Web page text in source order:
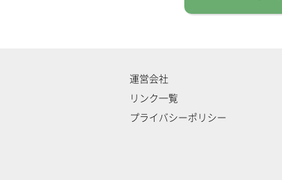
運営会社
リンク一覧
プライバシーポリシー